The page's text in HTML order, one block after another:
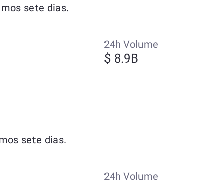
sete dias.
24h Volume
$ 8.9B
sete dias.
24h Volume